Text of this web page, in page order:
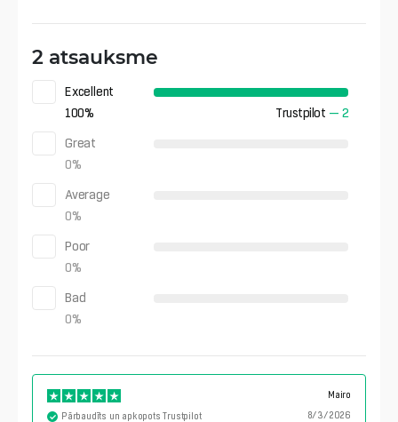
2 atsauksme
Excellent
100% Trustpilot — 2
Great
0%
Average
0%
Poor
0%
Bad
0%
Mairo
8/3/2026
Pārbaudīts un apkopots Trustpilot